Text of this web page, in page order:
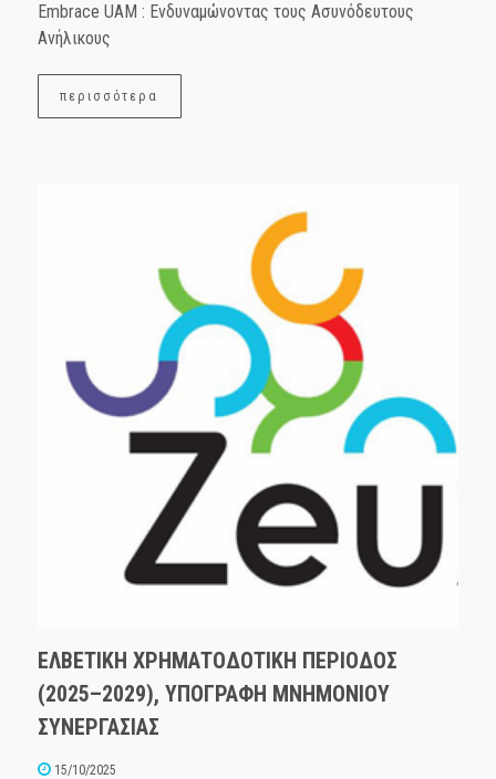
Embrace UAM : Ενδυναμώνοντας τους Ασυνόδευτους
Ανήλικους
περισσότερα
ΕΛΒΕΤΙΚΗ ΧΡΗΜΑΤΟΔΟΤΙΚΗ ΠΕΡΙΟΔΟΣ
(2025–2029), ΥΠΟΓΡΑΦΗ ΜΝΗΜΟΝΙΟΥ
ΣΥΝΕΡΓΑΣΙΑΣ
15/10/2025